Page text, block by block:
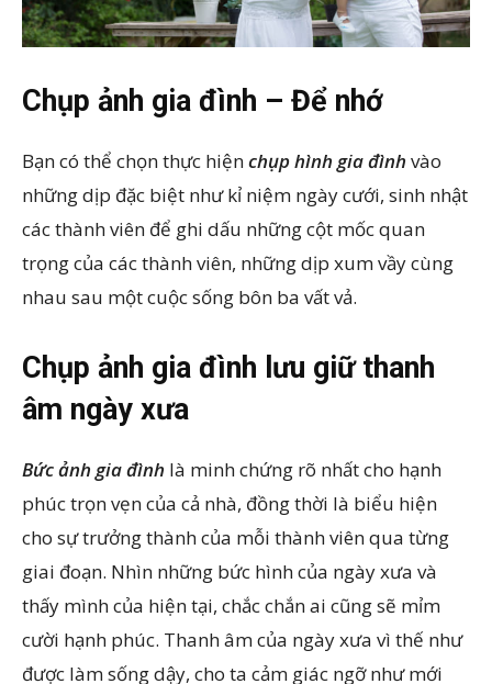
Chụp ảnh gia đình – Để nhớ
Bạn có thể chọn thực hiệnchụp hình gia đình vào
những dịp đặc biệt như kỉ niệm ngày cưới, sinh nhật
các thành viên để ghi dấu những cột mốc quan
trọng của các thành viên, những dịp xum vầy cùng
nhau sau một cuộc sống bôn ba vất vả.
Chụp ảnh gia đình lưu giữ thanh
âm ngày xưa
Bức ảnh gia đình là minh chứng rõ nhất cho hạnh
phúc trọn vẹn của cả nhà, đồng thời là biểu hiện
cho sự trưởng thành của mỗi thành viên qua từng
giai đoạn. Nhìn những bức hình của ngày xưa và
thấy mình của hiện tại, chắc chắn ai cũng sẽ mỉm
cười hạnh phúc. Thanh âm của ngày xưa vì thế như
được làm sống dậy, cho ta cảm giác ngỡ như mới